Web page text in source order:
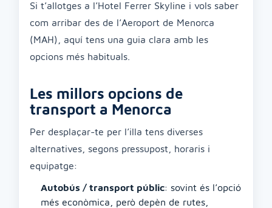
Si t’allotges a l’Hotel Ferrer Skyline i vols saber
com arribar des de l’Aeroport de Menorca
(MAH), aquí tens una guia clara amb les
opcions més habituals.
Les millors opcions de
transport a Menorca
Per desplaçar-te per l’illa tens diverses
alternatives, segons pressupost, horaris i
equipatge:
Autobús / transport públic: sovint és l’opció
més econòmica, però depèn de rutes,